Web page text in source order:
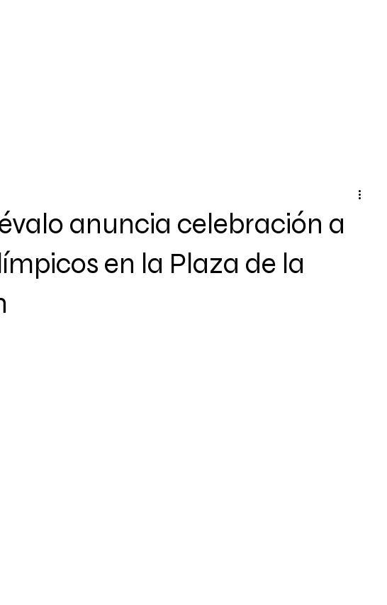
anuncia celebración a
en la Plaza de la